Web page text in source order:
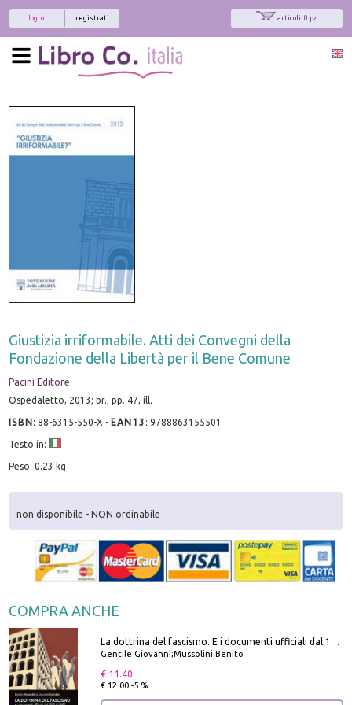
articoli: 0 pz.
registrati
login
Giustizia irriformabile. Atti dei Convegni della
Fondazione della Libertà per il Bene Comune
Pacini Editore
Ospedaletto, 2013; br., pp. 47, ill.
ISBN:88-6315-550-X - EAN13 :9788863155501
Testo in:
Peso: 0.23 kg
non disponibile - NON ordinabile
COMPRA ANCHE
Gentile Giovanni;Mussolini Benito
€ 11.40
€ 12.00 -5 %